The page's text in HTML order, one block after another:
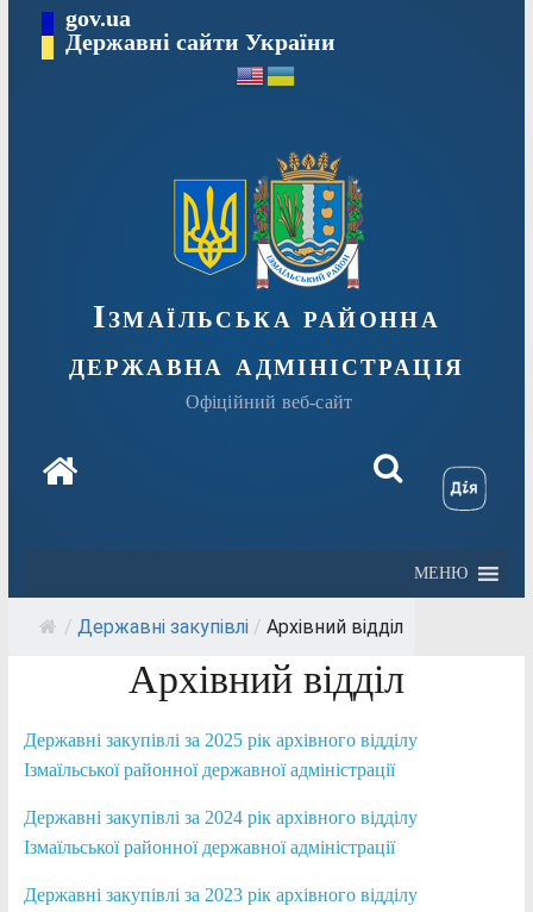
вмісту
gov.ua
Державні сайти України
Ізмаїльська районна
державна адміністрація
Офіційний веб-сайт
МЕНЮ
/ Державні закупівлі / Архівний відділ
Архівний відділ
Державні закупівлі за 2025 рік архівного відділу
Ізмаїльської районної державної адміністрації
Державні закупівлі за 2024 рік архівного відділу
Ізмаїльської районної державної адміністрації
Державні закупівлі за 2023 рік архівного відділу